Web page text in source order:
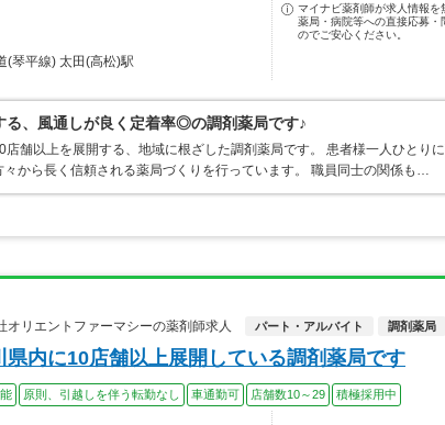
(琴平線) 太田(高松)駅
マイナビ薬剤師が求人情報を
薬局・病院等への直接応募・
のでご安心ください。
る、風通しが良く定着率◎の調剤薬局です♪
店舗以上を展開する、地域に根ざした調剤薬局です。 患者様一人ひとり
々から長く信頼される薬局づくりを行っています。 職員同士の関係も…
リエントファーマシーの薬剤師求人
パート・アルバイト 調剤薬局
県内に10店舗以上展開している調剤薬局です
原則、引越しを伴う転勤なし 車通勤可 店舗数10～29 積極採用中